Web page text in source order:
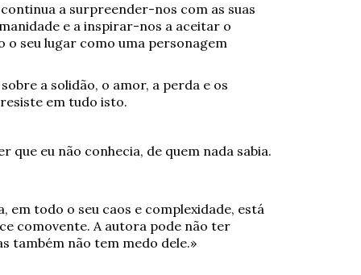
a surpreender-nos com as suas
e a inspirar-nos a aceitar o
seu lugar como uma personagem
a solidão, o amor, a perda e os
em tudo isto.
eu não conhecia, de quem nada sabia.
em todo o seu caos e complexidade, está
comovente. A autora pode não ter
também não tem medo dele.»